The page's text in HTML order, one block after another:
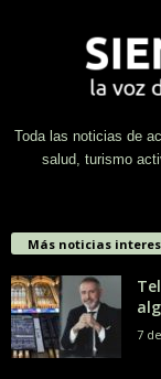
Toda las noticias de
salud, turismo
Más noticias
7